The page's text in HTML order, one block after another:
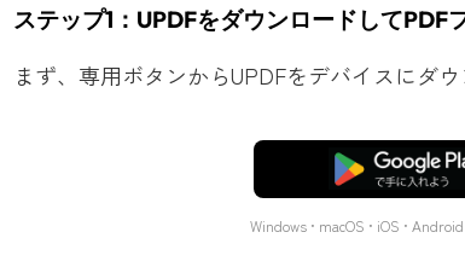
ステップ1：UPDFをダウンロードしてPDF
まず、専用ボタンからUPDFをデバイスにダ
無料ダウンロー
Windows • macOS • iOS • Android